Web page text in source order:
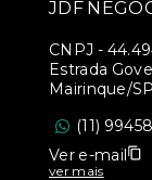
JDF
CNPJ -
Estrada
Mairinque/
(11)
Ver e-mail
ver mais